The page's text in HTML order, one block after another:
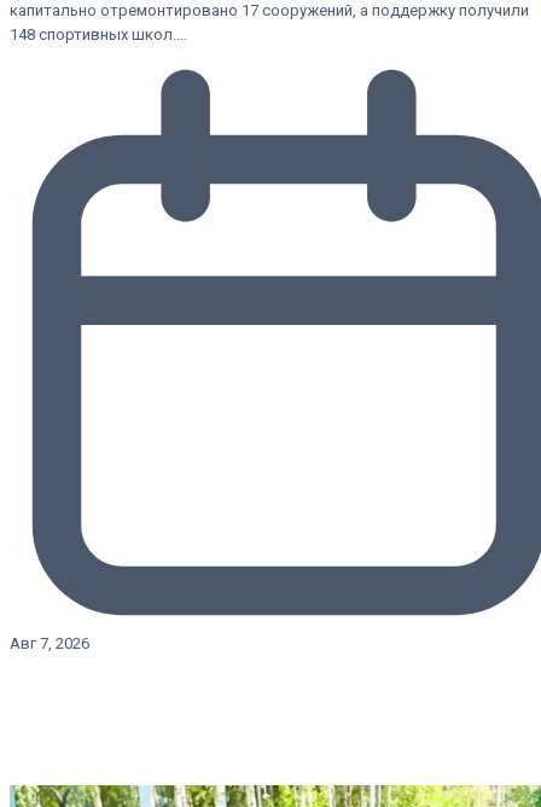
капитально отремонтировано 17 сооружений, а поддержку получили
148 спортивных школ.…
Авг 7, 2026